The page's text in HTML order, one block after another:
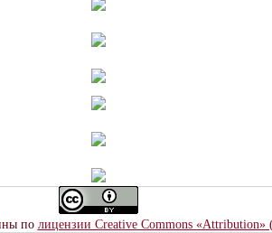
по лицензии Creative Commons «Attribution»